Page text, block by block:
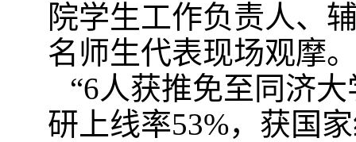
院学生工作负责人、
名师生代表现场观摩
“6人获推免至同济
研上线率53%，获国